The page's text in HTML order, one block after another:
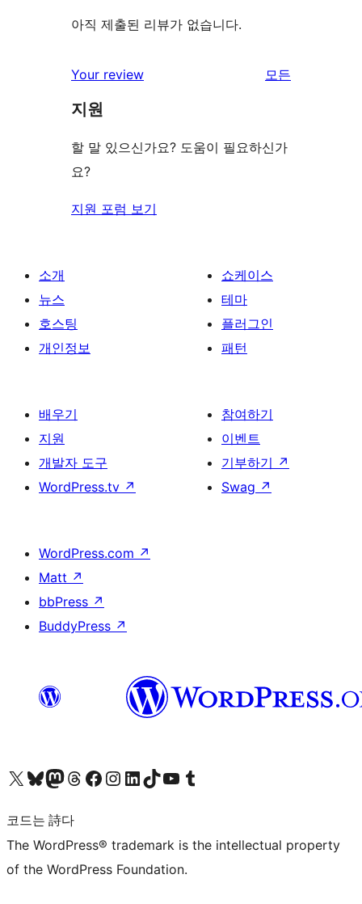
아직 제출된 리뷰가 없습니다.
Your review
모든
보
지원
할 말 있으신가요? 도움이 필요하신가
요?
지원 포럼 보기
소개
뉴스
호스팅
개인정보
쇼케이스
테마
플러그인
패턴
배우기
지원
개발자 도구
WordPress.tv ↗
참여하기
이벤트
기부하기 ↗
Swag ↗
WordPress.com ↗
Matt ↗
bbPress ↗
BuddyPress ↗
X(이전 트위터) 계정 방문하기블루스카이 계정 방문하기마스토돈 계정 방문하기스레드 계정 방문하기 페이스북 페이지 방문하기인스타그램 계정 방문하기 LinkedIn 계정 방문하기틱톡 계정 방문하기유튜브 채널 방문하기 텀블러 계정 방문하기
코드는 詩다
The WordPress® trademark is the intellectual property
of the WordPress Foundation.